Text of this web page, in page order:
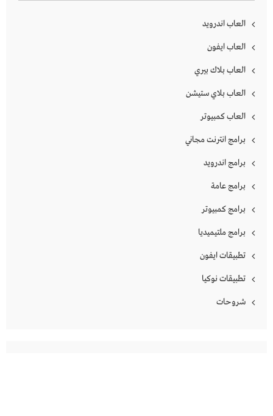
العاب اندرويد
العاب ايفون
العاب بلاك بيري
العاب بلاي ستيشن
العاب كمبيوتر
برامج انترنت مجاني
برامج اندرويد
برامج عامة
برامج كمبيوتر
برامج ملتيميديا
تطبيقات ايفون
تطبيقات نوكيا
شروحات